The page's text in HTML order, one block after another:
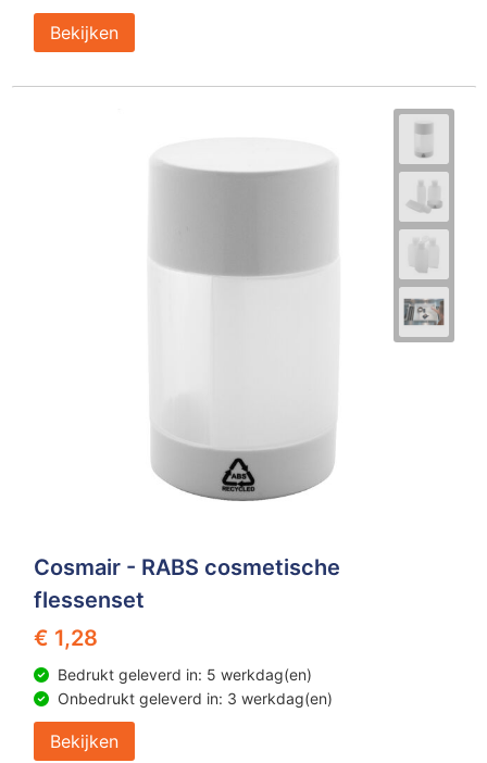
Bekijken
Cosmair - RABS cosmetische
flessenset
€ 1,28
Bedrukt geleverd in: 5 werkdag(en)
Onbedrukt geleverd in: 3 werkdag(en)
Bekijken